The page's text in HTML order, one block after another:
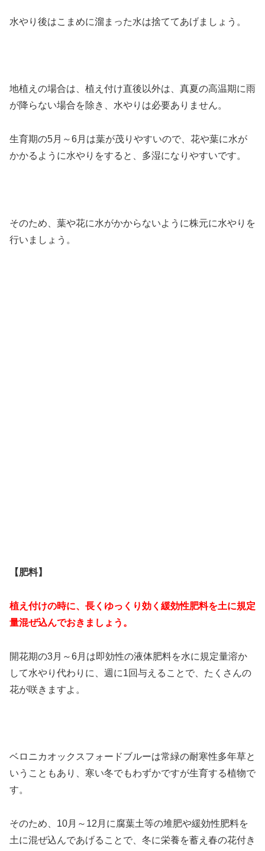
水やり後はこまめに溜まった水は捨ててあげましょう。
地植えの場合は、植え付け直後以外は、真夏の高温期に雨
が降らない場合を除き、水やりは必要ありません。
生育期の5月～6月は葉が茂りやすいので、花や葉に水が
かかるように水やりをすると、多湿になりやすいです。
そのため、葉や花に水がかからないように株元に水やりを
行いましょう。
【肥料】
植え付けの時に、長くゆっくり効く緩効性肥料を土に規定
量混ぜ込んでおきましょう。
開花期の3月～6月は即効性の液体肥料を水に規定量溶か
して水やり代わりに、週に1回与えることで、たくさんの
花が咲きますよ。
ベロニカオックスフォードブルーは常緑の耐寒性多年草と
いうこともあり、寒い冬でもわずかですが生育する植物で
す。
そのため、10月～12月に腐葉土等の堆肥や緩効性肥料を
土に混ぜ込んであげることで、冬に栄養を蓄え春の花付き